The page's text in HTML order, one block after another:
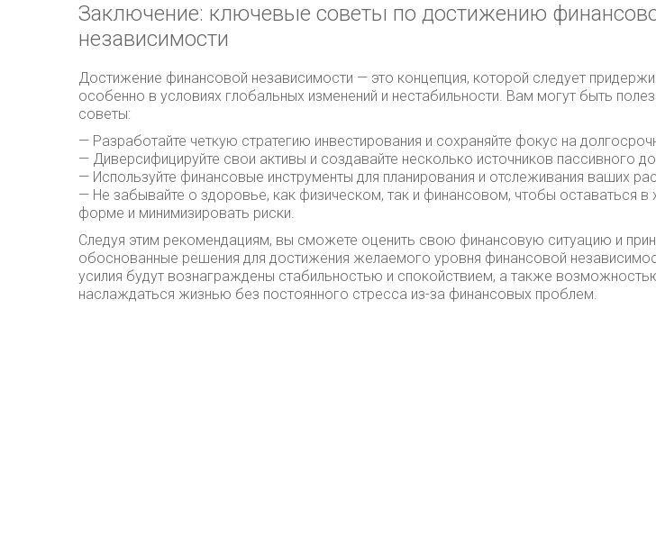
Заключение: ключевые советы по достижению
независимости
Достижение финансовой независимости — это концепция, которой следует
особенно в условиях глобальных изменений и нестабильности. Вам могут быть
советы:
— Разработайте четкую стратегию инвестирования и сохраняйте фокус на
— Диверсифицируйте свои активы и создавайте несколько источников пассивного
— Используйте финансовые инструменты для планирования и отслеживания ваших
— Не забывайте о здоровье, как физическом, так и финансовом, чтобы оставаться в
форме и минимизировать риски.
Следуя этим рекомендациям, вы сможете оценить свою финансовую ситуацию и
обоснованные решения для достижения желаемого уровня финансовой
усилия будут вознаграждены стабильностью и спокойствием, а также
наслаждаться жизнью без постоянного стресса из-за финансовых проблем.